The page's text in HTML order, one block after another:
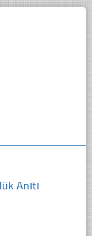
Anıtı